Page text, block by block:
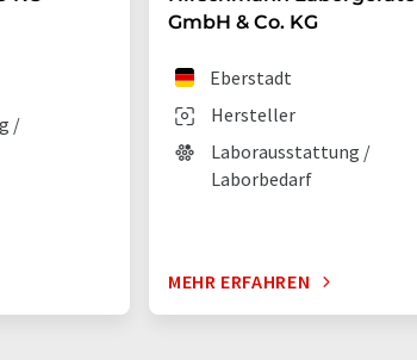
/
GmbH & Co. KG
Hersteller
Eberstadt
Laborausstattung /
Laborbedarf
MEHR ERFAHREN